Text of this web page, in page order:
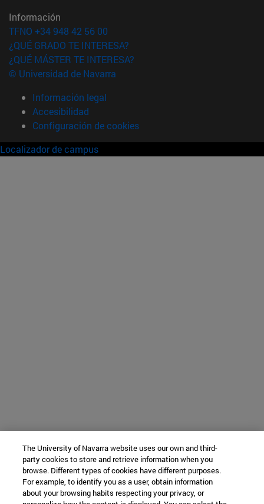
Información
TFNO +34 948 42 56 00
¿QUÉ GRADO TE INTERESA?
¿QUÉ MÁSTER TE INTERESA?
© Universidad de Navarra
Información legal
Accesibilidad
Configuración de cookies
Localizador de campus
The University of Navarra website uses our own and third-
party cookies to store and retrieve information when you
browse. Different types of cookies have different purposes.
For example, to identify you as a user, obtain information
about your browsing habits respecting your privacy, or